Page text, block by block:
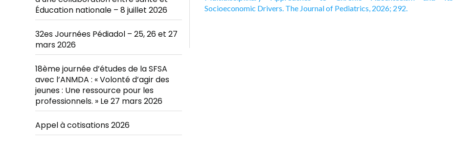
Éducation nationale – 8 juillet 2026
32es Journées Pédiadol – 25, 26 et 27
mars 2026
18ème journée d’études de la SFSA
avec l’ANMDA : « Volonté d’agir des
jeunes : Une ressource pour les
professionnels. » Le 27 mars 2026
Appel à cotisations 2026
Socioeconomic Drivers. The Journal of Pediatrics, 2026; 292.